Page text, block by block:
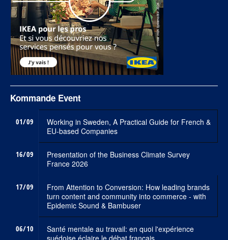
Kommande Event
01/09
Working in Sweden, A Practical Guide for French &
EU-based Companies
16/09
Presentation of the Business Climate Survey
France 2026
17/09
From Attention to Conversion: How leading brands
turn content and community into commerce - with
Epidemic Sound & Bambuser
06/10
Santé mentale au travail: en quoi l'expérience